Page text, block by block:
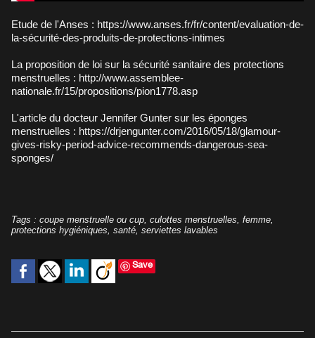
Etude de l'Anses : https://www.anses.fr/fr/content/evaluation-de-
la-sécurité-des-produits-de-protections-intimes
La proposition de loi sur la sécurité sanitaire des protections
menstruelles : http://www.assemblee-
nationale.fr/15/propositions/pion1778.asp
L'article du docteur Jennifer Gunter sur les éponges
menstruelles : https://drjengunter.com/2016/05/18/glamour-
gives-risky-period-advice-recommends-dangerous-sea-
sponges/
Tags : coupe menstruelle ou cup culottes menstruelles femme
protections hygiéniques santé serviettes lavables
Save